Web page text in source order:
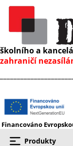
školního a
zahraničí
Financováno
Produkty